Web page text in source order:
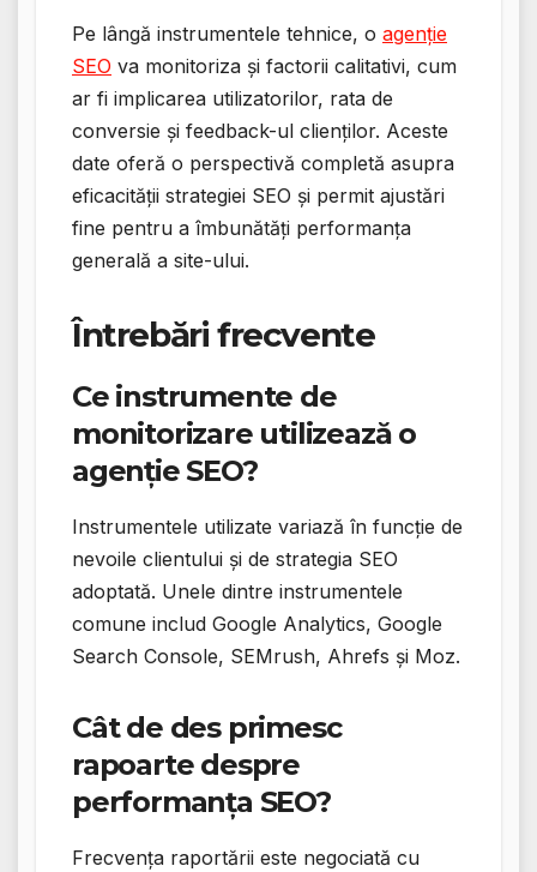
Pe lângă instrumentele tehnice, o agenție
SEO va monitoriza și factorii calitativi, cum
ar fi implicarea utilizatorilor, rata de
conversie și feedback-ul clienților. Aceste
date oferă o perspectivă completă asupra
eficacității strategiei SEO și permit ajustări
fine pentru a îmbunătăți performanța
generală a site-ului.
Întrebări frecvente
Ce instrumente de
monitorizare utilizează o
agenție SEO?
Instrumentele utilizate variază în funcție de
nevoile clientului și de strategia SEO
adoptată. Unele dintre instrumentele
comune includ Google Analytics, Google
Search Console, SEMrush, Ahrefs și Moz.
Cât de des primesc
rapoarte despre
performanța SEO?
Frecvența raportării este negociată cu